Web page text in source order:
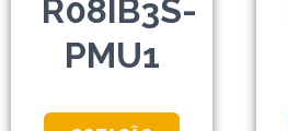
R08IB3S-
PMU1